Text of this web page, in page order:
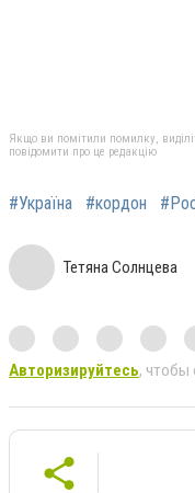
Якщо ви помітили помилку,
повідомити про це редакцію
#Україна #кордон
Тетяна Солнцева
Авторизируйтесь, чтобы